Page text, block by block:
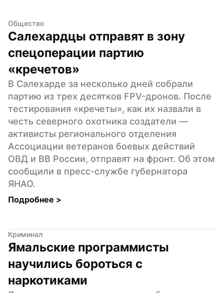
Общество
Салехардцы отправят в зону
спецоперации партию
«кречетов»
В Салехарде за несколько дней собрали
партию из трех десятков FPV-дронов. После
тестирования «кречеты», как их назвали в
честь северного охотника создатели —
активисты регионального отделения
Ассоциации ветеранов боевых действий
ОВД и ВВ России, отправят на фронт. Об этом
сообщили в пресс-службе губернатора
ЯНАО.
Подробнее >
Криминал
Ямальские программисты
научились бороться с
наркотиками